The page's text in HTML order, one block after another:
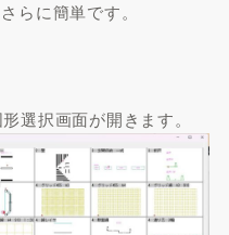
らに簡単です。
選択画面が開きます。